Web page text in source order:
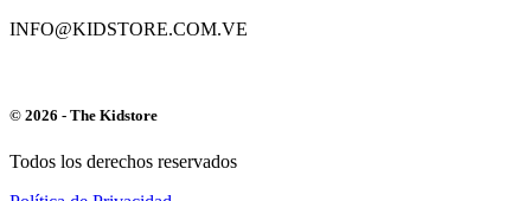
INFO@KIDSTORE.COM.VE
© 2026 - The Kidstore
Todos los derechos reservados